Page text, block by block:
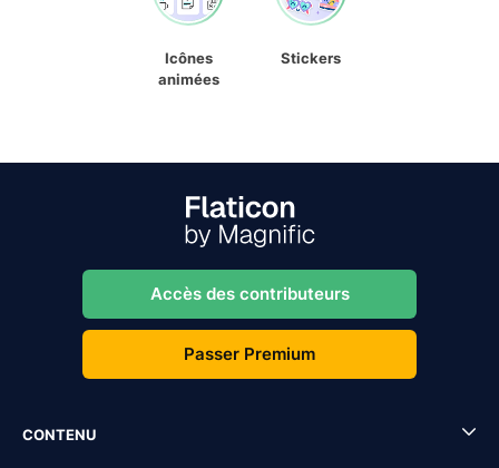
Icônes
animées
Stickers
Accès des contributeurs
Passer Premium
CONTENU